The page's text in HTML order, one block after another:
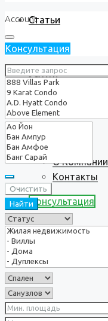
Статьи
Услуги
О нас
О Компании
Контакты
Консультация
Account
Консультация
Очистить
Найти